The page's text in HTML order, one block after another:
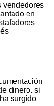
vendedores
en
dinero, si
surgido